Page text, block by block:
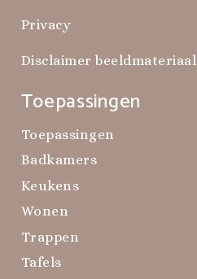
Privacy
Disclaimer beeldmateriaal
Toepassingen
Toepassingen
Badkamers
Keukens
Wonen
Trappen
Tafels